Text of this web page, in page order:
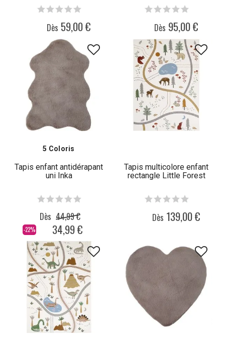
Dès 59,00 € Dès 95,00 €
5 Coloris
Tapis enfant antidérapant
uni Inka
-22%
Dès 44,99 €
34,99 €
Tapis multicolore enfant
rectangle Little Forest
Dès 139,00 €